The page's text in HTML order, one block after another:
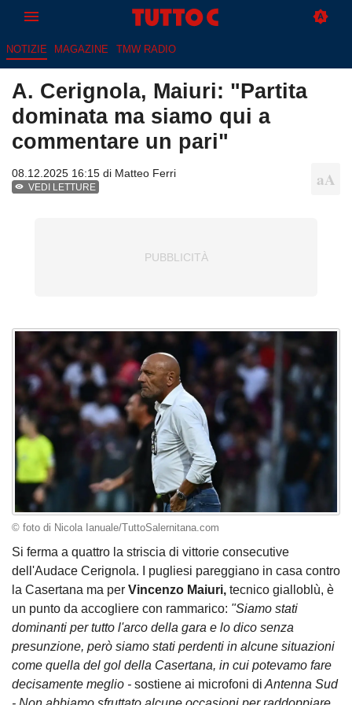
NOTIZIE MAGAZINE TMW RADIO
A. Cerignola, Maiuri: "Partita
dominata ma siamo qui a
commentare un pari"
08.12.2025 16:15 di Matteo Ferri
VEDI LETTURE
© foto di Nicola Ianuale/TuttoSalernitana.com
Si ferma a quattro la striscia di vittorie consecutive
dell'Audace Cerignola. I pugliesi pareggiano in casa contro
la Casertana ma per Vincenzo Maiuri, tecnico gialloblù, è
un punto da accogliere con rammarico: "Siamo stati
dominanti per tutto l'arco della gara e lo dico senza
presunzione, però siamo stati perdenti in alcune situazioni
come quella del gol della Casertana, in cui potevamo fare
decisamente meglio - sostiene ai microfoni di Antenna Sud